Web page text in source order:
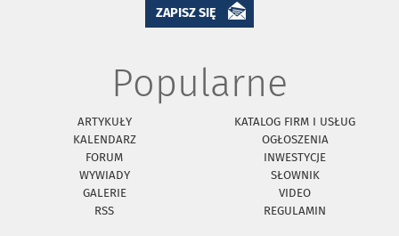
ZAPISZ SIĘ
Popularne
ARTYKUŁY
KATALOG FIRM I USŁUG
KALENDARZ
OGŁOSZENIA
FORUM
INWESTYCJE
WYWIADY
SŁOWNIK
GALERIE
VIDEO
RSS
REGULAMIN